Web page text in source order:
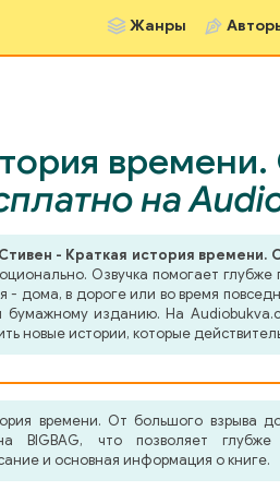
Жанры
на
- Краткая история
Озвучка помогает глубже
дома, в дороге или во время
бумажному изданию. На
новые истории, которые
времени. От большого взрыва
BIGBAG, что позволяет глубже
и основная информация о книге.